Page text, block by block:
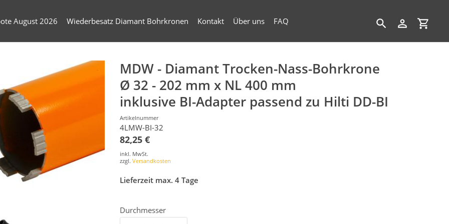
August 2026 Wiederbesatz Diamant Bohrkronen Kontakt Über uns FAQ
SuchenEinloggen
MDW - Diamant Trocken-Nass-Bohrkrone
Ø 32 - 202 mm x NL 400 mm
inklusive BI-Adapter passend zu Hilti DD-BI
Artikelnummer
4LMW-BI-32
82,25 €
inkl. MwSt.
zzgl. Versandkosten
Lieferzeit max. 4 Tage
Durchmesser